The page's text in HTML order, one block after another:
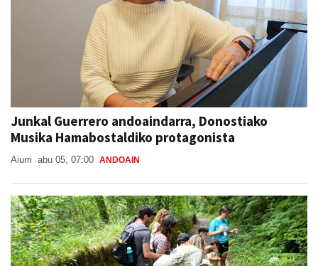
Junkal Guerrero andoaindarra, Donostiako
Musika Hamabostaldiko protagonista
Aiurri abu 05, 07:00 ANDOAIN